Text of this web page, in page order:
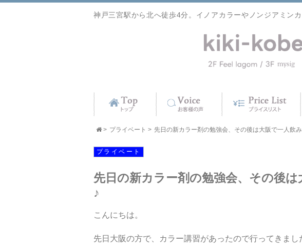
神戸三宮駅から北へ徒歩4分。イノアカラーやノンジアミン
> プライベート > 先日の新カラー剤の勉強会、その後は大阪で一人飲
プライベート
先日の新カラー剤の勉強会、その後
♪
こんにちは。
先日大阪の方で、カラー講習があったので行ってきまし